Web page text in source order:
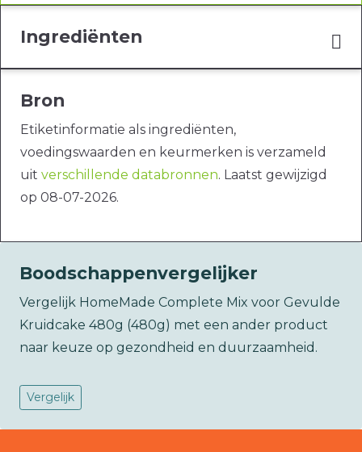
Ingrediënten
Bron
Etiketinformatie als ingrediënten,
voedingswaarden en keurmerken is verzameld
uit verschillende databronnen. Laatst gewijzigd
op 08-07-2026.
Boodschappenvergelijker
Vergelijk HomeMade Complete Mix voor Gevulde
Kruidcake 480g (480g) met een ander product
naar keuze op gezondheid en duurzaamheid.
Vergelijk